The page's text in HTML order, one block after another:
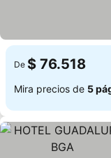
De $ 76.518
Mira precios de 5